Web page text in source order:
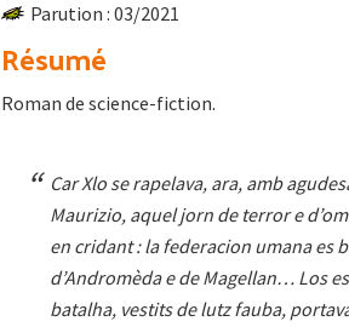
Parution : 03/2021
Résumé
Roman de science-fiction.
Car Xlo se rapelava, ara, amb
Maurizio, aquel jorn de terror e
en cridant : la federacion umana es
d’Andromèda e de Magellan… Los
batalha, vestits de lutz fauba,